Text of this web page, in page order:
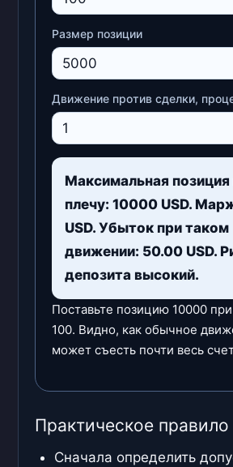
Размер позиции
Движение против сделки,
Максимальная позиция
плечу: 10000 USD.
USD. Убыток при таком
движении: 50.00 USD.
депозита высокий.
Поставьте позицию 10000
100. Видно, как обычное
может съесть почти весь
Практическое правило
Сначала определить